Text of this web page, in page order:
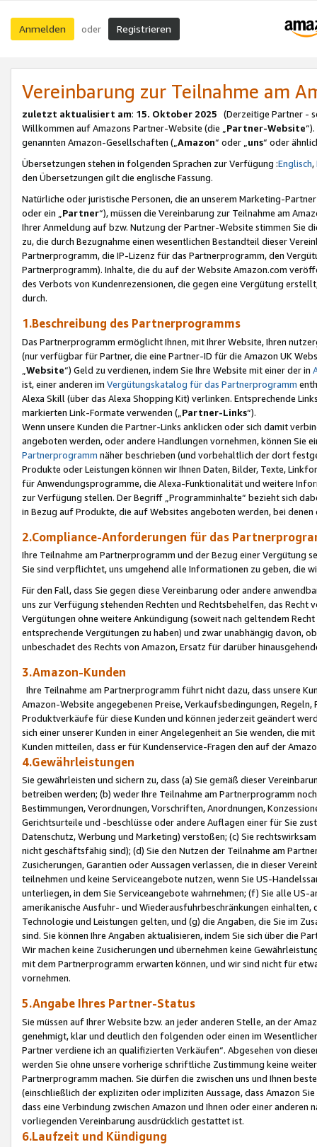
Anmelden oder Registrieren
Vereinbarung zur Teilnahme am
zuletzt aktualisiert am: 15. Oktober 2025 (Derzeitige Partner -
Willkommen auf Amazons Partner-Website (die „Partner-Website
genannten Amazon-Gesellschaften („Amazon“ oder „uns“ oder
Übersetzungen stehen in folgenden Sprachen zur Verfügung :Englisch,
den Übersetzungen gilt die englische Fassung.
Natürliche oder juristische Personen, die an unserem Marketing-
oder ein „Partner“), müssen die Vereinbarung zur Teilnahme am
Ihrer Anmeldung auf bzw. Nutzung der Partner-Website stimmen Sie
zu, die durch Bezugnahme einen wesentlichen Bestandteil dieser
Partnerprogramm, die IP-Lizenz für das Partnerprogramm, den
Partnerprogramm). Inhalte, die du auf der Website Amazon.com
des Verbots von Kundenrezensionen, die gegen eine Vergütung
durch.
1.Beschreibung des Partnerprogramms
Das Partnerprogramm ermöglicht Ihnen, mit Ihrer Website, Ihren
(nur verfügbar für Partner, die eine Partner-ID für die Amazon UK
Website“) Geld zu verdienen, indem Sie Ihre Website mit einer der in
ist, einer anderen im Vergütungskatalog für das Partnerprogramm
Alexa Skill (über das Alexa Shopping Kit) verlinken. Entsprechende
markierten Link-Formate verwenden („ Partner-Links“).
Wenn unsere Kunden die Partner-Links anklicken oder sich damit
angeboten werden, oder andere Handlungen vornehmen, können Sie
Partnerprogramm näher beschrieben (und vorbehaltlich der dort
Produkte oder Leistungen können wir Ihnen Daten, Bilder, Texte,
für Anwendungsprogramme, die Alexa-Funktionalität und weitere
zur Verfügung stellen. Der Begriff „Programminhalte“ bezieht sich
in Bezug auf Produkte, die auf Websites angeboten werden, bei
2.Compliance-Anforderungen für das
Ihre Teilnahme am Partnerprogramm und der Bezug einer Vergütung
Sie sind verpflichtet, uns umgehend alle Informationen zu geben, die
Für den Fall, dass Sie gegen diese Vereinbarung oder andere
uns zur Verfügung stehenden Rechten und Rechtsbehelfen, das
Vergütungen ohne weitere Ankündigung (soweit nach geltendem
entsprechende Vergütungen zu haben) und zwar unabhängig davon,
unbeschadet des Rechts von Amazon, Ersatz für darüber
3.Amazon-Kunden
Ihre Teilnahme am Partnerprogramm führt nicht dazu, dass unsere
Amazon-Website angegebenen Preise, Verkaufsbedingungen,
Produktverkäufe für diese Kunden und können jederzeit geändert
sich einer unserer Kunden in einer Angelegenheit an Sie wenden, die
Kunden mitteilen, dass er für Kundenservice-Fragen den auf der
4.Gewährleistungen
Sie gewährleisten und sichern zu, dass (a) Sie gemäß dieser
betreiben werden; (b) weder Ihre Teilnahme am Partnerprogramm
Bestimmungen, Verordnungen, Vorschriften, Anordnungen,
Gerichtsurteile und -beschlüsse oder andere Auflagen einer für Sie
Datenschutz, Werbung und Marketing) verstoßen; (c) Sie
nicht geschäftsfähig sind); (d) Sie den Nutzen der Teilnahme am
Zusicherungen, Garantien oder Aussagen verlassen, die in dieser
teilnehmen und keine Serviceangebote nutzen, wenn Sie US-
unterliegen, in dem Sie Serviceangebote wahrnehmen; (f) Sie alle
amerikanische Ausfuhr- und Wiederausfuhrbeschränkungen
Technologie und Leistungen gelten, und (g) die Angaben, die Sie im
sind. Sie können Ihre Angaben aktualisieren, indem Sie sich über die
Wir machen keine Zusicherungen und übernehmen keine
mit dem Partnerprogramm erwarten können, und wir sind nicht für
vornehmen.
5.Angabe Ihres Partner-Status
Sie müssen auf Ihrer Website bzw. an jeder anderen Stelle, an der
genehmigt, klar und deutlich den folgenden oder einen im
Partner verdiene ich an qualifizierten Verkäufen“. Abgesehen von
werden Sie ohne unsere vorherige schriftliche Zustimmung keine
Partnerprogramm machen. Sie dürfen die zwischen uns und Ihnen
(einschließlich der expliziten oder impliziten Aussage, dass Amazon
dass eine Verbindung zwischen Amazon und Ihnen oder einer
vorliegenden Vereinbarung ausdrücklich gestattet ist.
6.Laufzeit und Kündigung